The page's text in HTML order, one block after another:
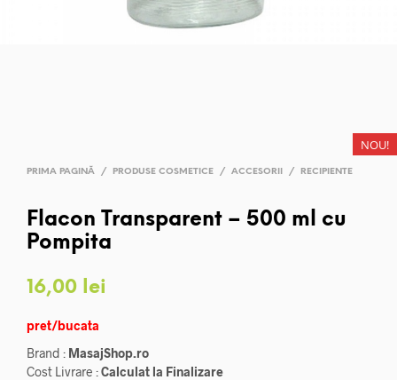
NOU!
PRIMA PAGINĂ / PRODUSE COSMETICE / ACCESORII / RECIPIENTE
Flacon Transparent – 500 ml cu
Pompita
16,00 lei
pret/bucata
Brand : MasajShop.ro
Cost Livrare :Calculat la Finalizare